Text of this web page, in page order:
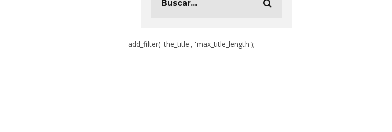
add_filter( 'the_title', 'max_title_length');